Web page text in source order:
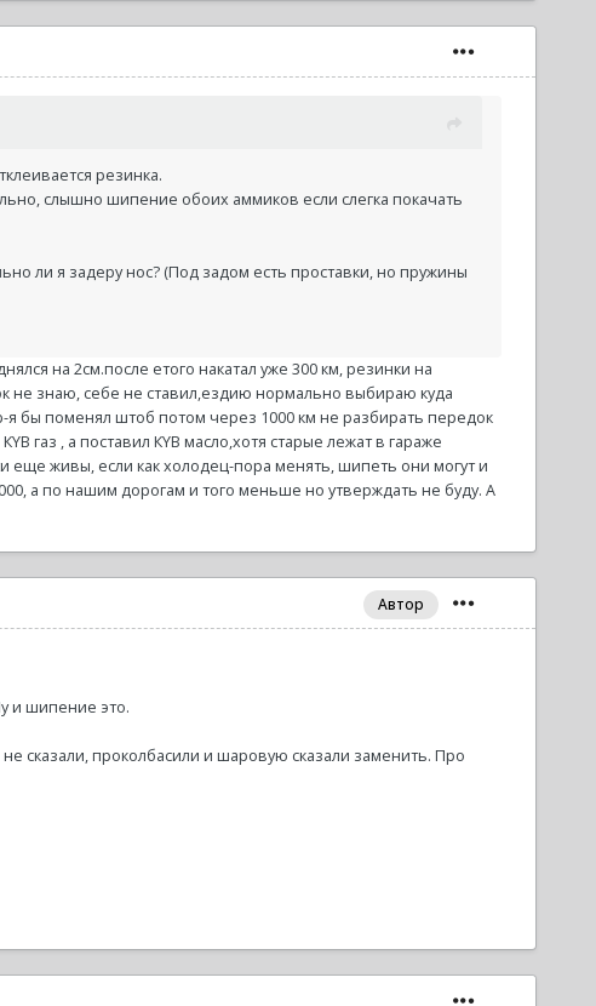
резинка.
слышно шипение обоих аммиков если слегка покачать
ли я задеру нос? (Под задом есть проставки, но пружины
на 2см.после етого накатал уже 300 км, резинки на
не знаю, себе не ставил,ездию нормально выбираю куда
бы поменял штоб потом через 1000 км не разбирать передок
газ , а поставил КYB масло,хотя старые лежат в гараже
живы, если как холодец-пора менять, шипеть они могут и
а по нашим дорогам и того меньше но утверждать не буду. А
Автор
и шипение это.
сказали, проколбасили и шаровую сказали заменить. Про